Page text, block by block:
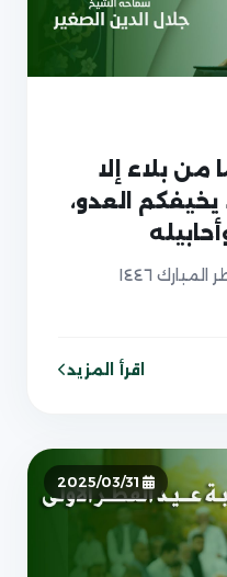
قبل البلاء، وما من بلاء إلا
يخيفكم العدو،
الخطبة الثانية لصلاة عيد الفطر المبارك ١٤٤٦
اقرأ المزيد